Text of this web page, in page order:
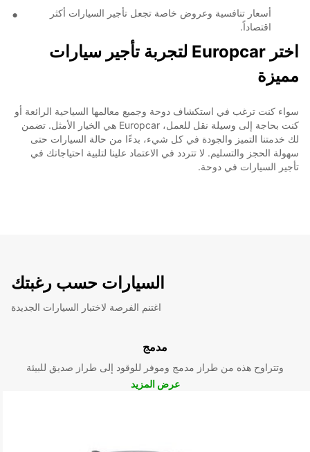
أسعار تنافسية وعروض خاصة تجعل تأجير السيارات أكثر
اقتصاداً.
اختر Europcar لتجربة تأجير سيارات
مميزة
سواء كنت ترغب في استكشاف دوحة وجميع معالمها السياحية الرائعة أو
كنت بحاجة إلى وسيلة نقل للعمل، Europcar هي الخيار الأمثل. تضمن
لك خدمتنا التميز والجودة في كل شيء، بدءًا من حالة السيارات حتى
سهولة الحجز والتسليم. لا تتردد في الاعتماد علينا لتلبية احتياجاتك في
تأجير السيارات في دوحة.
السيارات حسب رغبتك
اغتنم الفرصة لاختبار السيارات الجديدة
مدمج
وتتراوح هذه من طراز مدمج وموفر للوقود إلى طراز صديق للبيئة
عرض المزيد